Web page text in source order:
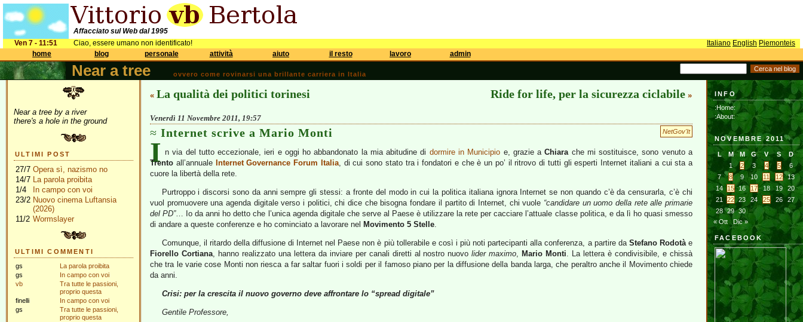
Affacciato sul Web dal 1995
Ven 7 - 11:51
Ciao, essere umano non identificato! Italiano English Piemonteis
home
blog personale attività aiuto il resto lavoro admin
Near a tree ovvero come rovinarsi una brillante carriera in Italia
Near a tree by a river
there's a hole in the ground
ULTIMI POST
27/7 Opera sì, nazismo no
14/7 La parola proibita
1/4
In campo con voi
23/2 Nuovo cinema Luftansia
(2026)
11/2 Wormslayer
ULTIMI COMMENTI
gs
La parola proibita
gs
In campo con voi
vb
Tra tutte le passioni,
proprio questa
finelli
In campo con voi
gs
Tra tutte le passioni,
proprio questa
« La qualità dei politici torinesi Ride for life, per la sicurezza ciclabile »
Venerdì 11 Novembre 2011, 19:57
NetGov'It
Internet scrive a Mario Monti
I n via del tutto eccezionale, ieri e oggi ho abbandonato la mia abitudine di dormire in Municipio e, grazie aChiarache mi sostituisce, sono venuto a
Trento all’annuale Internet Governance Forum Italia, di cui sono stato tra i fondatori e che è un po’ il ritrovo di tutti gli esperti Internet italiani a cui sta a
cuore la libertà della rete.
Purtroppo i discorsi sono da anni sempre gli stessi: a fronte del modo in cui la politica italiana ignora Internet se non quando c’è da censurarla, c’è chi
vuol promuovere una agenda digitale verso i politici, chi dice che bisogna fondare il partito di Internet, chi vuole “candidare un uomo della rete alle primarie
del PD”… Io da anni ho detto che l’unica agenda digitale che serve al Paese è utilizzare la rete per cacciare l’attuale classe politica, e da lì ho quasi smesso
di andare a queste conferenze e ho cominciato a lavorare nel Movimento 5 Stelle.
Comunque, il ritardo della diffusione di Internet nel Paese non è più tollerabile e così i più noti partecipanti alla conferenza, a partire da Stefano Rodotàe
Fiorello Cortiana, hanno realizzato una lettera da inviare per canali diretti al nostro nuovolider maximo, Mario Monti. La lettera è condivisibile, e chissà
che tra le varie cose Monti non riesca a far saltar fuori i soldi per il famoso piano per la diffusione della banda larga, che peraltro anche il Movimento chiede
da anni.
Crisi: per la crescita il nuovo governo deve affrontare lo “spread digitale”
Gentile Professore,
INFO
:Home:
:About:
NOVEMBRE 2011
L M M G V S
D
1
2 3 4 5
6
7
8 9 10 11 12
13
14
15 16 17 18 19
20
21
22 23 24 25 26
27
28 29 30
« Ott
Dic »
FACEBOOK